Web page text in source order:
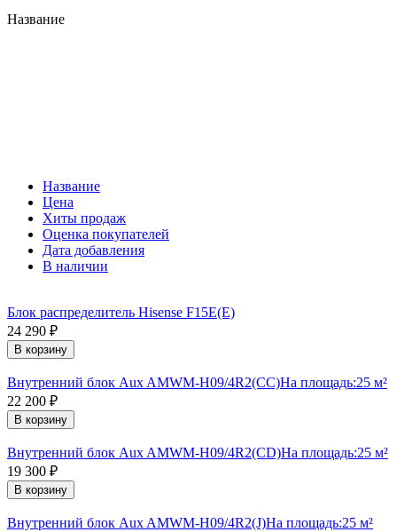
Название
Название
Цена
Хиты продаж
Оценка покупателей
Дата добавления
В наличии
Блок распределитель Hisense F15E(E)
24 290 ₽
В корзину
Внутренний блок Aux AMWM-H09/4R2(CC)На площадь:25 м²
22 200 ₽
В корзину
Внутренний блок Aux AMWM-H09/4R2(CD)На площадь:25 м²
19 300 ₽
В корзину
Внутренний блок Aux AMWM-H09/4R2(J)На площадь:25 м²